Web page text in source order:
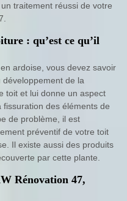
traitement réussi de votre
: qu’est ce qu’il
ardoise, vous devez savoir
de la
toit et lui donne un aspect
des éléments de
de problème, il est
préventif de votre toit
Il existe aussi des produits
par cette plante.
Rénovation 47,